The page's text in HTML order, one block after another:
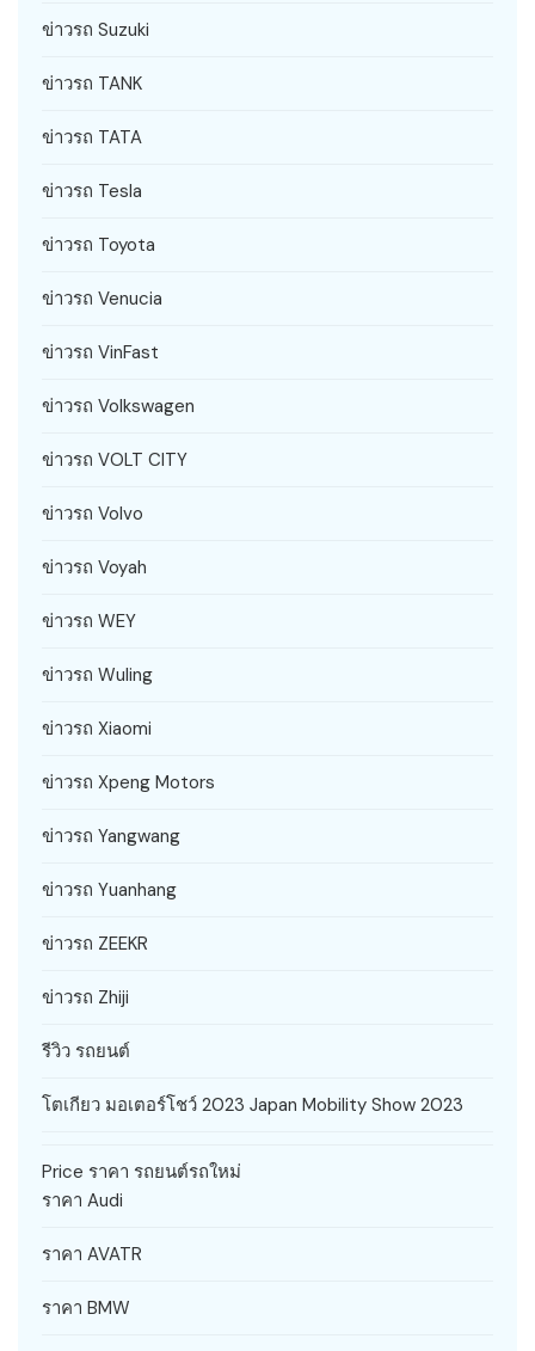
ข่าวรถ Suzuki
ข่าวรถ TANK
ข่าวรถ TATA
ข่าวรถ Tesla
ข่าวรถ Toyota
ข่าวรถ Venucia
ข่าวรถ VinFast
ข่าวรถ Volkswagen
ข่าวรถ VOLT CITY
ข่าวรถ Volvo
ข่าวรถ Voyah
ข่าวรถ WEY
ข่าวรถ Wuling
ข่าวรถ Xiaomi
ข่าวรถ Xpeng Motors
ข่าวรถ Yangwang
ข่าวรถ Yuanhang
ข่าวรถ ZEEKR
ข่าวรถ Zhiji
รีวิว รถยนต์
โตเกียว มอเตอร์โชว์ 2023 Japan Mobility Show 2023
Price ราคา รถยนต์รถใหม่
ราคา Audi
ราคา AVATR
ราคา BMW